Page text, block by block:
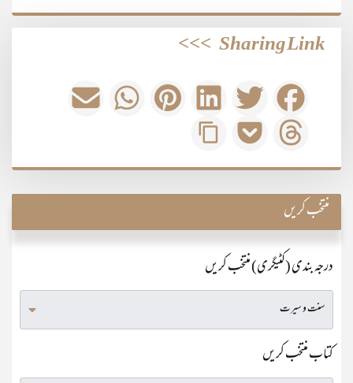
Sharing Link
>>>
منتخب کریں
درجہ بندی (کٹیگری) منتخب کریں
کتاب منتخب کریں